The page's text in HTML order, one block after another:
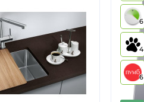
6
4
6